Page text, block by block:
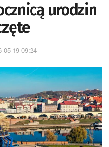
urodzin
05-19 09:24